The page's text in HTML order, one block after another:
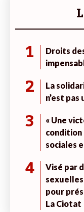
1
Droits
2
La
n’est pas
3
« Une
sociales
4
Visé par
pour
La Ciotat